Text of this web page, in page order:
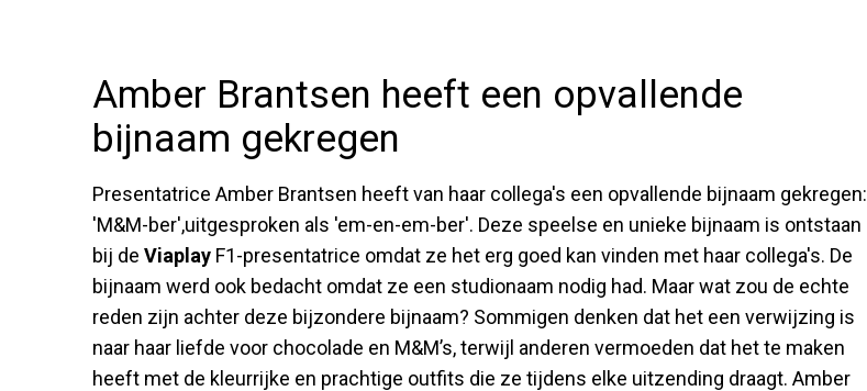
Amber Brantsen heeft een opvallende
bijnaam gekregen
Presentatrice Amber Brantsen heeft van haar collega's een opvallende bijnaam gekregen:
'M&M-ber',uitgesproken als 'em-en-em-ber'. Deze speelse en unieke bijnaam is ontstaan
bij de Viaplay F1-presentatrice omdat ze het erg goed kan vinden met haar collega's. De
bijnaam werd ook bedacht omdat ze een studionaam nodig had. Maar wat zou de echte
reden zijn achter deze bijzondere bijnaam? Sommigen denken dat het een verwijzing is
naar haar liefde voor chocolade en M&M’s, terwijl anderen vermoeden dat het te maken
heeft met de kleurrijke en prachtige outfits die ze tijdens elke uitzending draagt. Amber